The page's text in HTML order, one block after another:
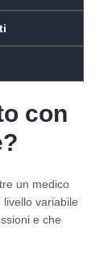
con
un medico
variabile
e che